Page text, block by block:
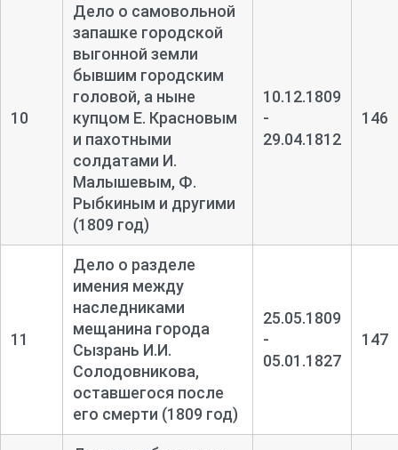
10
Дело о самовольной
запашке городской
выгонной земли
бывшим городским
головой, а ныне
купцом Е. Красновым
и пахотными
солдатами И.
Малышевым, Ф.
Рыбкиным и другими
(1809 год)
10.12.1809
-
29.04.1812
146
11
Дело о разделе
имения между
наследниками
мещанина города
Сызрань И.И.
Солодовникова,
оставшегося после
его смерти (1809 год)
25.05.1809
-
05.01.1827
147